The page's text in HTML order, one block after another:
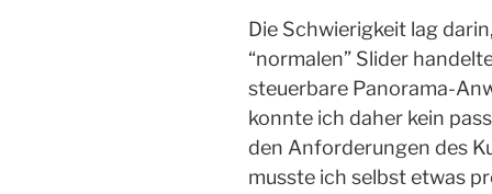
Die Schwierigkeit lag
“normalen” Slider
steuerbare Panorama-
konnte ich daher kein
den Anforderungen des
musste ich selbst etwas